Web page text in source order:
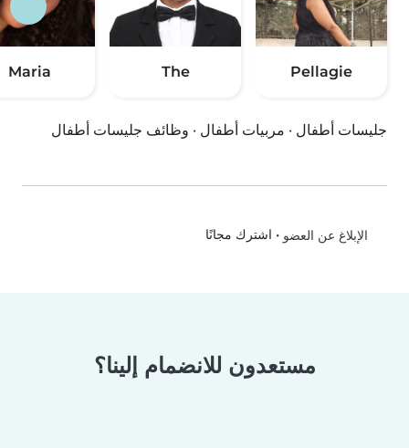
Pellagie
The
Maria
جليسات أطفال · مربيات أطفال · وظائف جليسات أطفال
الإبلاغ عن العضو • اشترك مجانًا
مستعدون للانضمام إلينا؟